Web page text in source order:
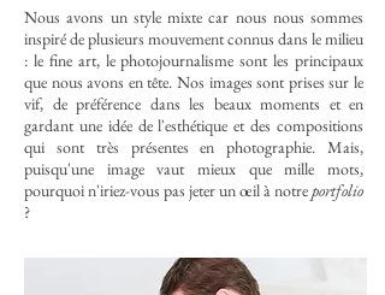
Nous avons un style mixte car nous nous sommes
inspiré de plusieurs mouvement connus dans le milieu
: le fine art, le photojournalisme sont les principaux
que nous avons en tête. Nos images sont prises sur le
vif, de préférence dans les beaux moments et en
gardant une idée de l'esthétique et des compositions
qui sont très présentes en photographie. Mais,
puisqu'une image vaut mieux que mille mots,
pourquoi n'iriez-vous pas jeter un œil à notreportfolio
?